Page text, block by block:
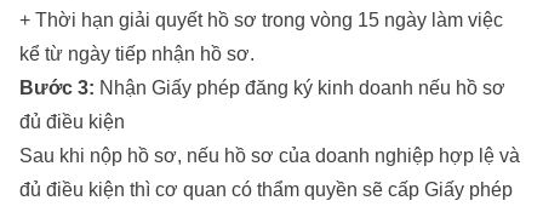
+ Thời hạn giải quyết hồ sơ trong vòng 15 ngày làm việc
kể từ ngày tiếp nhận hồ sơ.
Bước 3: Nhận Giấy phép đăng ký kinh doanh nếu hồ sơ
đủ điều kiện
Sau khi nộp hồ sơ, nếu hồ sơ của doanh nghiệp hợp lệ và
đủ điều kiện thì cơ quan có thẩm quyền sẽ cấp Giấy phép